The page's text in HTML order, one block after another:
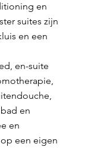
en
suites zijn
en een
en-suite
en
en
een eigen